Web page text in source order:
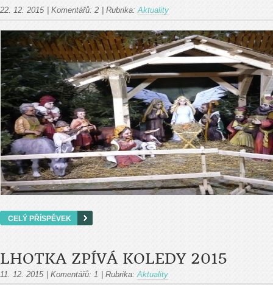
22. 12. 2015 Komentářů: 2 Rubrika: Aktuality
CELÝ PŘÍSPĚVEK
LHOTKA ZPÍVÁ KOLEDY 2015
11. 12. 2015 Komentářů: 1 Rubrika: Aktuality